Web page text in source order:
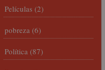
Películas (2)
pobreza (6)
Política (87)